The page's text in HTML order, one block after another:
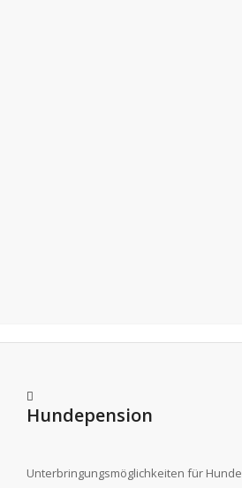
Hundepension
Unterbringungsmöglichkeiten für Hunde